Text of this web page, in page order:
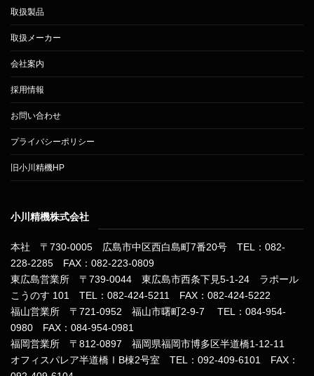
取扱製品
取扱メーカー
会社案内
採用情報
お問い合わせ
プライバシーポリシー
旧小川精機HP
小川精機株式会社
本社 〒730-0005 広島市中区西白島町7番20号 TEL：082-
228-2285 FAX：082-223-0809
東広島営業所 〒739-0044 東広島市西条下見5-1-24 ラポール
こうのす 101 TEL：082-424-5211 FAX：082-424-5222
福山営業所 〒721-0952 福山市曙町2-9-7 TEL：084-954-
0980 FAX：084-954-0981
福岡営業所 〒812-0897 福岡県福岡市博多区半道橋1-12-11
オフィスパレア半道橋ⅠB棟2号室 TEL：092-409-6101 FAX：